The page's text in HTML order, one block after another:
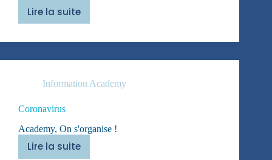
Lire la suite
J.O
Information Academy
Coronavirus
Academy, On s'organise !
Lire la suite
Coronavirus